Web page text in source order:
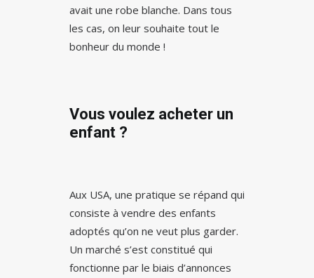
avait une robe blanche. Dans tous
les cas, on leur souhaite tout le
bonheur du monde !
Vous voulez acheter un
enfant ?
Aux USA, une pratique se répand qui
consiste à vendre des enfants
adoptés qu’on ne veut plus garder.
Un marché s’est constitué qui
fonctionne par le biais d’annonces